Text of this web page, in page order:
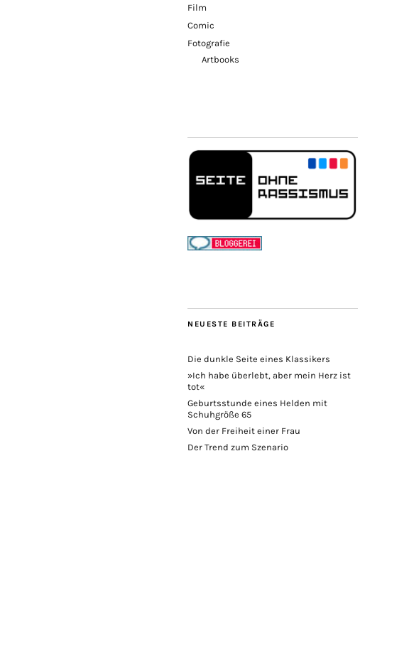
Film
Comic
Fotografie
Artbooks
NEUESTE BEITRÄGE
Die dunkle Seite eines Klassikers
»Ich habe überlebt, aber mein Herz ist
tot«
Geburtsstunde eines Helden mit
Schuhgröße 65
Von der Freiheit einer Frau
Der Trend zum Szenario